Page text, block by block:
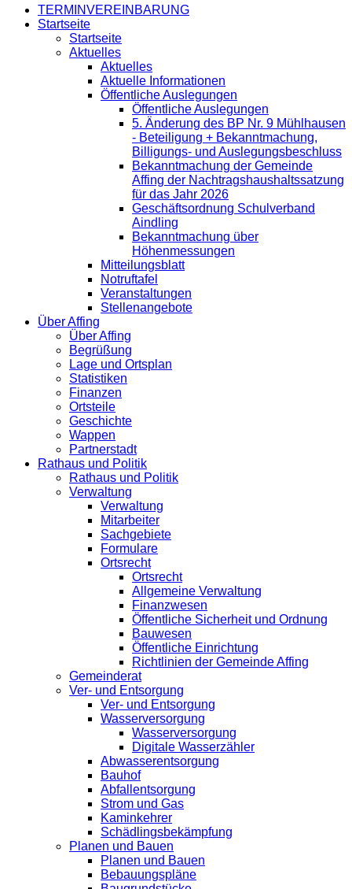
TERMINVEREINBARUNG
Startseite
Startseite
Aktuelles
Aktuelles
Aktuelle Informationen
Öffentliche Auslegungen
Öffentliche Auslegungen
5. Änderung des BP Nr. 9 Mühlhausen
- Beteiligung + Bekanntmachung,
Billigungs- und Auslegungsbeschluss
Bekanntmachung der Gemeinde
Affing der Nachtragshaushaltssatzung
für das Jahr 2026
Geschäftsordnung Schulverband
Aindling
Bekanntmachung über
Höhenmessungen
Mitteilungsblatt
Notruftafel
Veranstaltungen
Stellenangebote
Über Affing
Über Affing
Begrüßung
Lage und Ortsplan
Statistiken
Finanzen
Ortsteile
Geschichte
Wappen
Partnerstadt
Rathaus und Politik
Rathaus und Politik
Verwaltung
Verwaltung
Mitarbeiter
Sachgebiete
Formulare
Ortsrecht
Ortsrecht
Allgemeine Verwaltung
Finanzwesen
Öffentliche Sicherheit und Ordnung
Bauwesen
Öffentliche Einrichtung
Richtlinien der Gemeinde Affing
Gemeinderat
Ver- und Entsorgung
Ver- und Entsorgung
Wasserversorgung
Wasserversorgung
Digitale Wasserzähler
Abwasserentsorgung
Bauhof
Abfallentsorgung
Strom und Gas
Kaminkehrer
Schädlingsbekämpfung
Planen und Bauen
Planen und Bauen
Bebauungspläne